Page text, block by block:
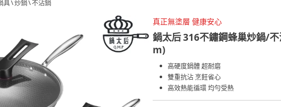
具\炒鍋\不沾鍋
真正無塗層 健康安心
鍋太后316不鏽鋼蜂巢炒鍋/
m)
高硬度鍋體 超耐磨
雙重抗沾 烹飪省心
高效熱能循環 均勻受熱